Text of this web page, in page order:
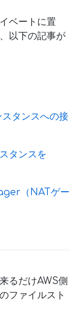
ベートに置
以下の記事が
タンスへの接
タンスを
（NATゲー
るだけAWS側
ファイルスト